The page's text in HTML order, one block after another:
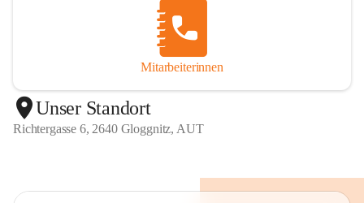
Mitarbeiterinnen
+1
Unser Standort
Richtergasse 6, 2640 Gloggnitz, AUT